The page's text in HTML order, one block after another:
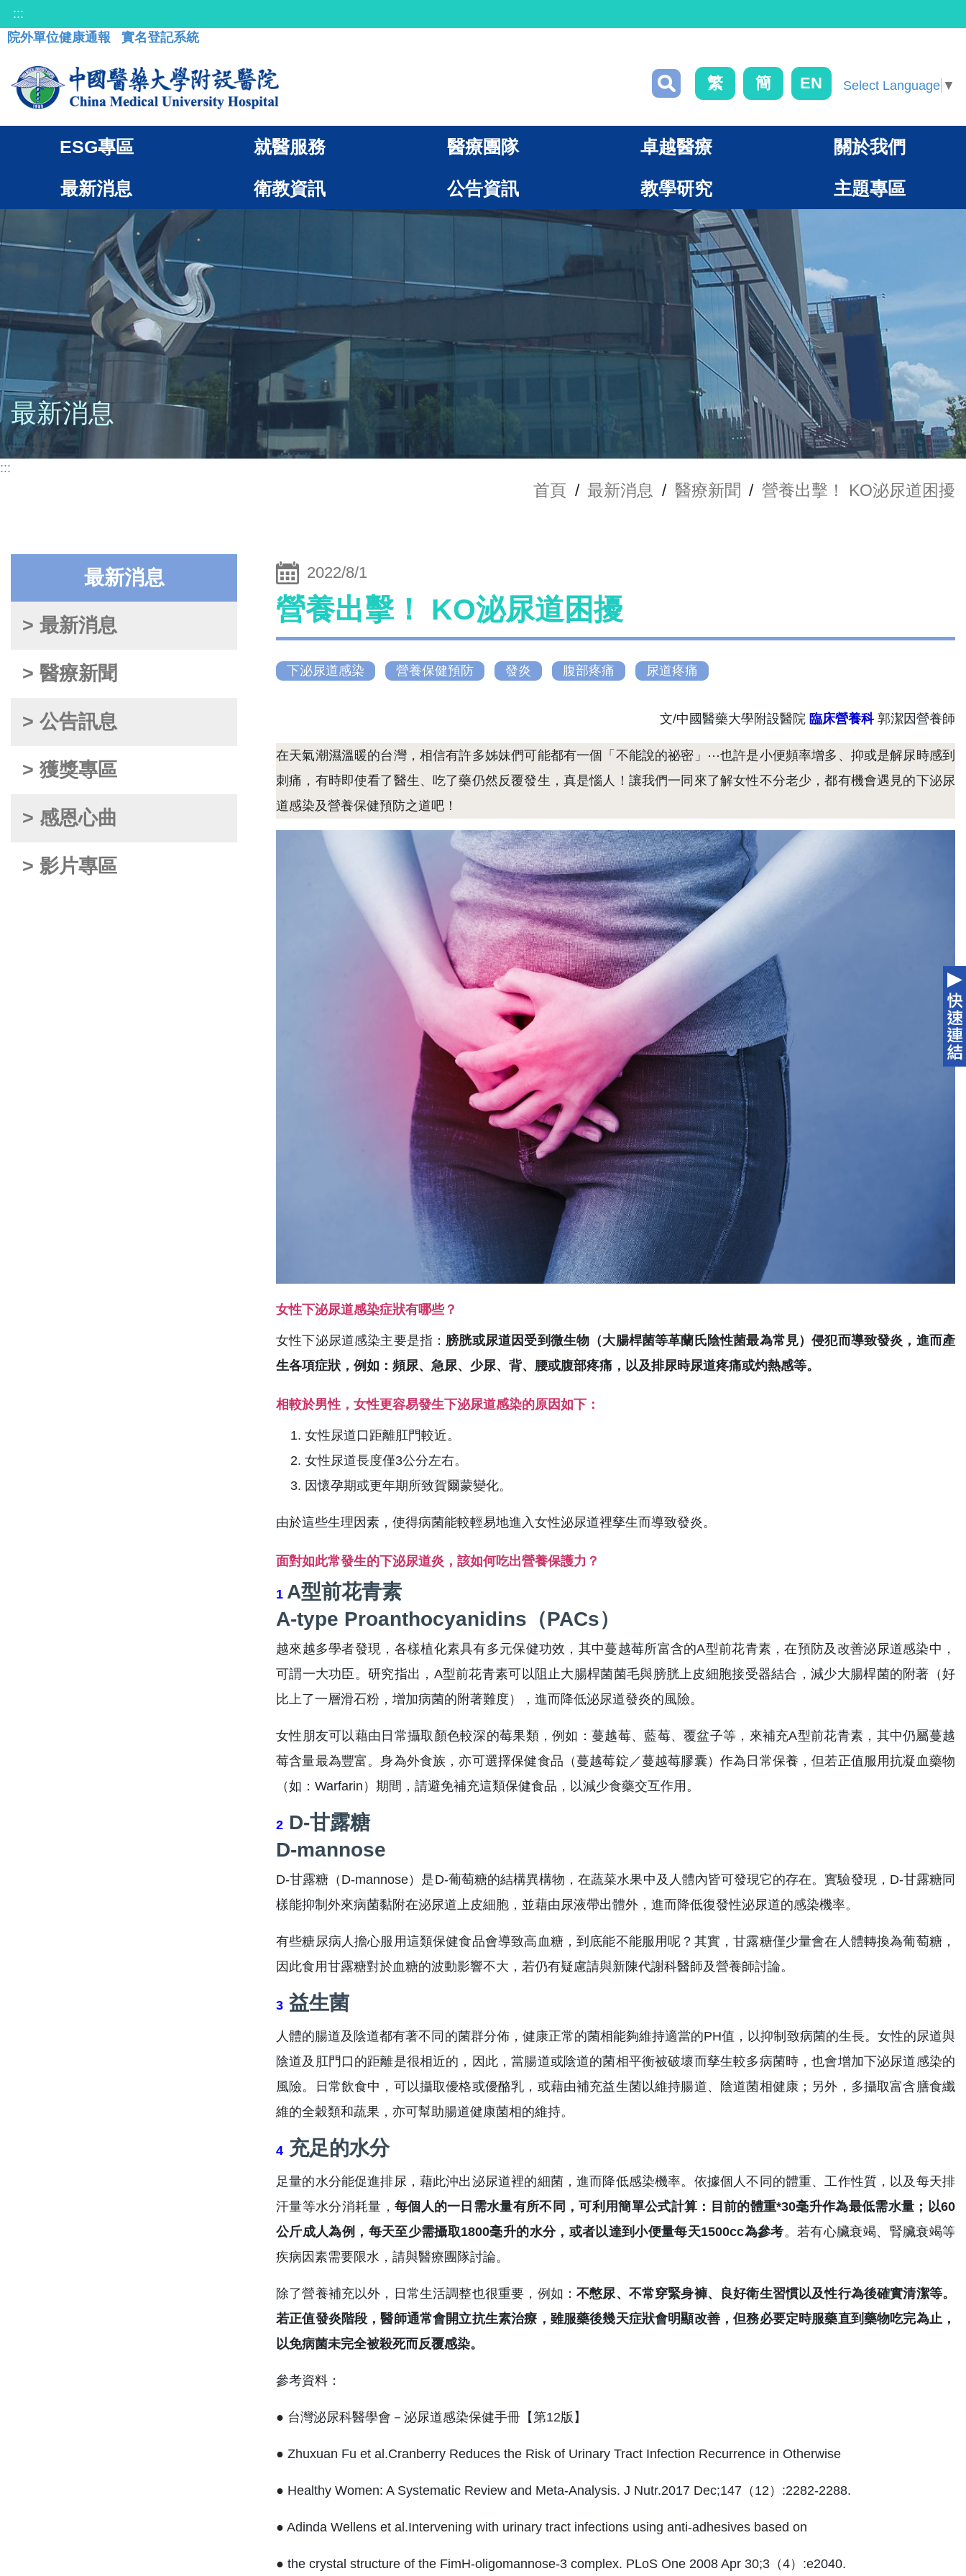
:::
院外單位健康通報
實名登記系統
繁 簡 EN Select Language ▼
ESG專區 就醫服務 醫療團隊 卓越醫療 關於我們
最新消息 衛教資訊 公告資訊 教學研究 主題專區
最新消息
:::
首頁 / 最新消息 / 醫療新聞 / 營養出擊！ KO泌尿道困擾
最新消息
> 最新消息
> 醫療新聞
> 公告訊息
> 獲獎專區
> 感恩心曲
> 影片專區
2022/8/1
營養出擊！ KO泌尿道困擾
下泌尿道感染 營養保健預防 發炎 腹部疼痛 尿道疼痛
文/中國醫藥大學附設醫院 臨床營養科郭潔因營養師
在天氣潮濕溫暖的台灣，相信有許多姊妹們可能都有一個「不能說的祕密」⋯也許是小便頻率增多、抑或是解尿時感到
刺痛，有時即使看了醫生、吃了藥仍然反覆發生，真是惱人！讓我們一同來了解女性不分老少，都有機會遇見的下泌尿
道感染及營養保健預防之道吧！
女性下泌尿道感染症狀有哪些？
女性下泌尿道感染主要是指： 膀胱或尿道因受到微生物（大腸桿菌等革蘭氏陰性菌最為常見）侵犯而導致發炎，進而產
生各項症狀，例如：頻尿、急尿、少尿、背、腰或腹部疼痛，以及排尿時尿道疼痛或灼熱感等。
相較於男性，女性更容易發生下泌尿道感染的原因如下：
女性尿道口距離肛門較近。
女性尿道長度僅3公分左右。
因懷孕期或更年期所致賀爾蒙變化。
由於這些生理因素，使得病菌能較輕易地進入女性泌尿道裡孳生而導致發炎。
面對如此常發生的下泌尿道炎，該如何吃出營養保護力？
1 A型前花青素
A-type Proanthocyanidins（PACs）
越來越多學者發現，各樣植化素具有多元保健功效，其中蔓越莓所富含的A型前花青素，在預防及改善泌尿道感染中，
可謂一大功臣。研究指出，A型前花青素可以阻止大腸桿菌菌毛與膀胱上皮細胞接受器結合，減少大腸桿菌的附著（好
比上了一層滑石粉，增加病菌的附著難度），進而降低泌尿道發炎的風險。
女性朋友可以藉由日常攝取顏色較深的莓果類，例如：蔓越莓、藍莓、覆盆子等，來補充A型前花青素，其中仍屬蔓越
莓含量最為豐富。身為外食族，亦可選擇保健食品（蔓越莓錠／蔓越莓膠囊）作為日常保養，但若正值服用抗凝血藥物
（如：Warfarin）期間，請避免補充這類保健食品，以減少食藥交互作用。
2 D-甘露糖
D-mannose
D-甘露糖（D-mannose）是D-葡萄糖的結構異構物，在蔬菜水果中及人體內皆可發現它的存在。實驗發現，D-甘露糖同
樣能抑制外來病菌黏附在泌尿道上皮細胞，並藉由尿液帶出體外，進而降低復發性泌尿道的感染機率。
有些糖尿病人擔心服用這類保健食品會導致高血糖，到底能不能服用呢？其實，甘露糖僅少量會在人體轉換為葡萄糖，
因此食用甘露糖對於血糖的波動影響不大，若仍有疑慮請與新陳代謝科醫師及營養師討論。
3 益生菌
人體的腸道及陰道都有著不同的菌群分佈，健康正常的菌相能夠維持適當的PH值，以抑制致病菌的生長。女性的尿道與
陰道及肛門口的距離是很相近的，因此，當腸道或陰道的菌相平衡被破壞而孳生較多病菌時，也會增加下泌尿道感染的
風險。日常飲食中，可以攝取優格或優酪乳，或藉由補充益生菌以維持腸道、陰道菌相健康；另外，多攝取富含膳食纖
維的全穀類和蔬果，亦可幫助腸道健康菌相的維持。
4 充足的水分
足量的水分能促進排尿，藉此沖出泌尿道裡的細菌，進而降低感染機率。依據個人不同的體重、工作性質，以及每天排
汗量等水分消耗量， 每個人的一日需水量有所不同，可利用簡單公式計算：目前的體重*30毫升作為最低需水量；以60
公斤成人為例，每天至少需攝取1800毫升的水分，或者以達到小便量每天1500cc為參考。若有心臟衰竭、腎臟衰竭等
疾病因素需要限水，請與醫療團隊討論。
除了營養補充以外，日常生活調整也很重要，例如：不憋尿、不常穿緊身褲、良好衛生習慣以及性行為後確實清潔等。
若正值發炎階段，醫師通常會開立抗生素治療，雖服藥後幾天症狀會明顯改善，但務必要定時服藥直到藥物吃完為止，
以免病菌未完全被殺死而反覆感染。
參考資料：
● 台灣泌尿科醫學會－泌尿道感染保健手冊【第12版】
● Zhuxuan Fu et al.Cranberry Reduces the Risk of Urinary Tract Infection Recurrence in Otherwise
● Healthy Women: A Systematic Review and Meta-Analysis. J Nutr.2017 Dec;147（12）:2282-2288.
● Adinda Wellens et al.Intervening with urinary tract infections using anti-adhesives based on
● the crystal structure of the FimH-oligomannose-3 complex. PLoS One 2008 Apr 30;3（4）:e2040.